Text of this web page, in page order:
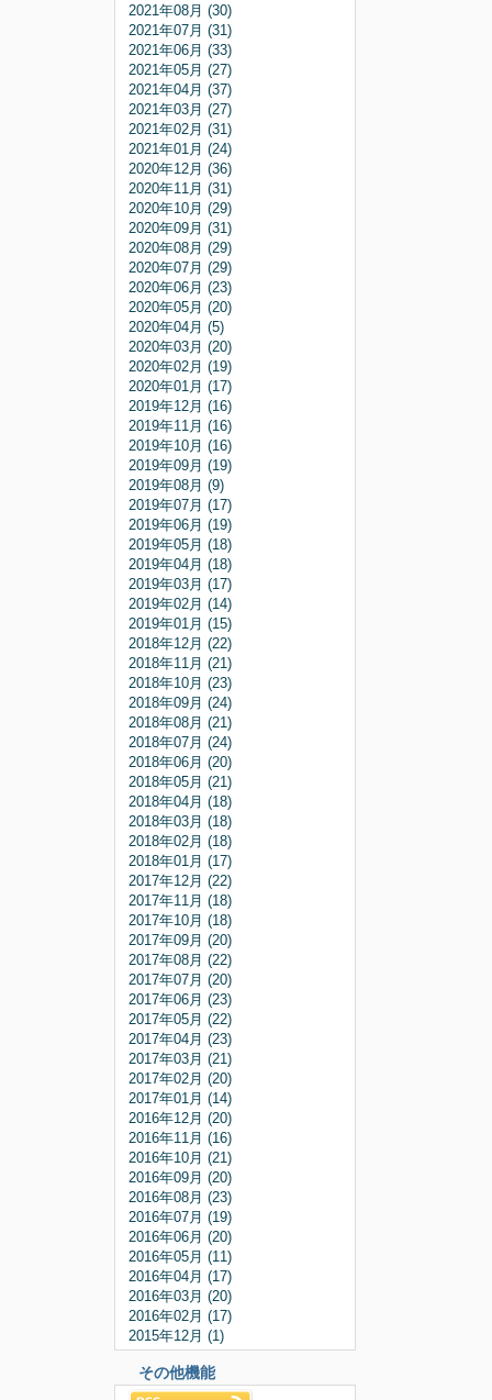
2021年08月 (30)
2021年07月 (31)
2021年06月 (33)
2021年05月 (27)
2021年04月 (37)
2021年03月 (27)
2021年02月 (31)
2021年01月 (24)
2020年12月 (36)
2020年11月 (31)
2020年10月 (29)
2020年09月 (31)
2020年08月 (29)
2020年07月 (29)
2020年06月 (23)
2020年05月 (20)
2020年04月 (5)
2020年03月 (20)
2020年02月 (19)
2020年01月 (17)
2019年12月 (16)
2019年11月 (16)
2019年10月 (16)
2019年09月 (19)
2019年08月 (9)
2019年07月 (17)
2019年06月 (19)
2019年05月 (18)
2019年04月 (18)
2019年03月 (17)
2019年02月 (14)
2019年01月 (15)
2018年12月 (22)
2018年11月 (21)
2018年10月 (23)
2018年09月 (24)
2018年08月 (21)
2018年07月 (24)
2018年06月 (20)
2018年05月 (21)
2018年04月 (18)
2018年03月 (18)
2018年02月 (18)
2018年01月 (17)
2017年12月 (22)
2017年11月 (18)
2017年10月 (18)
2017年09月 (20)
2017年08月 (22)
2017年07月 (20)
2017年06月 (23)
2017年05月 (22)
2017年04月 (23)
2017年03月 (21)
2017年02月 (20)
2017年01月 (14)
2016年12月 (20)
2016年11月 (16)
2016年10月 (21)
2016年09月 (20)
2016年08月 (23)
2016年07月 (19)
2016年06月 (20)
2016年05月 (11)
2016年04月 (17)
2016年03月 (20)
2016年02月 (17)
2015年12月 (1)
その他機能